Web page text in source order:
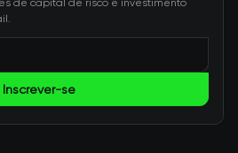
de capital de risco e investimento
Inscrever-se